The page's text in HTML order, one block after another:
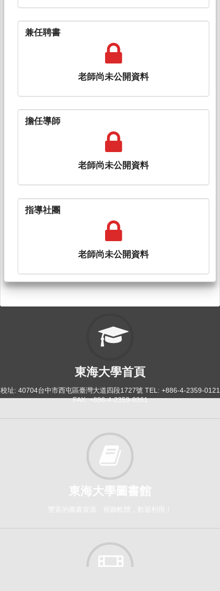
兼任聘書
老師尚未公開資料
擔任導師
老師尚未公開資料
指導社團
老師尚未公開資料
東海大學首頁
校址: 40704台中市西屯區臺灣大道四段1727號 TEL: +886-4-2359-0121
FAX: +886-4-2359-0361
東海大學圖書館
豐富的圖書資源、視聽軟體，歡迎利用！